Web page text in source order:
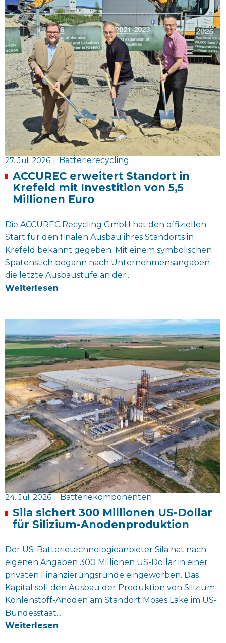
27. Juli 2026 | Batterierecycling
ACCUREC erweitert Standort in
Krefeld mit Investition von 5,5
Millionen Euro
Die ACCUREC Recycling GmbH hat den offiziellen
Start für den finalen Ausbau ihres Standorts in
Krefeld bekannt gegeben. Mit einem symbolischen
Spatenstich begann nach Unternehmensangaben
die letzte Ausbaustufe an der...
Weiterlesen
24. Juli 2026 | Batteriekomponenten
Sila sichert 300 Millionen US-Dollar
für Silizium-Anodenproduktion
Der US-Batterietechnologieanbieter Sila hat nach
eigenen Angaben 300 Millionen US-Dollar in einer
privaten Finanzierungsrunde eingeworben. Das
Kapital soll den Ausbau der Produktion von Silizium-
Kohlenstoff-Anoden am Standort Moses Lake im US-
Bundesstaat...
Weiterlesen